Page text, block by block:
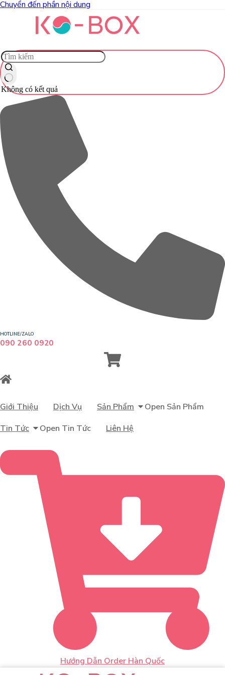
Chuyển đến phần nội dung
Không có kết quả
HOTLINE/ZALO
090 260 0920
Giới Thiệu Dịch Vụ Sản Phẩm
Open Sản Phẩm
Tin Tức
Open Tin Tức Liên Hệ
Hướng Dẫn Order Hàn Quốc